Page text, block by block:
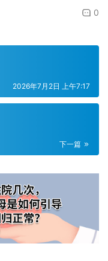
0
2026年7月2日 上午7:17
下一篇